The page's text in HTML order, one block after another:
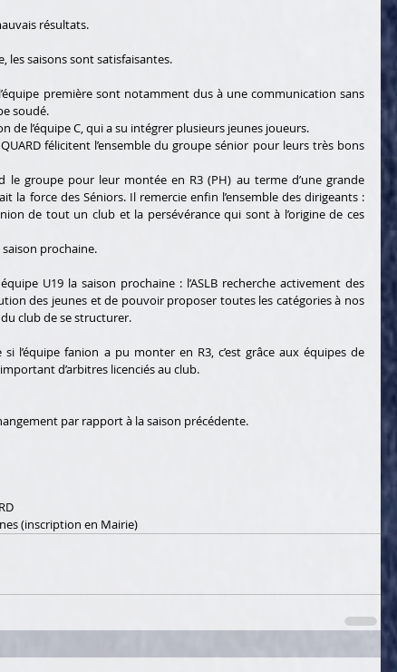
résultats.
les saisons sont satisfaisantes.
première sont notamment dus à une communication sans
soudé.
de l’équipe C, qui a su intégrer plusieurs jeunes joueurs.
félicitent l’ensemble du groupe sénior pour leurs très bons
le groupe pour leur montée en R3 (PH) au terme d’une grande
la force des Séniors. Il remercie enfin l’ensemble des dirigeants :
de tout un club et la persévérance qui sont à l’origine de ces
prochaine.
U19 la saison prochaine : l’ASLB recherche activement des
des jeunes et de pouvoir proposer toutes les catégories à nos
club de se structurer.
si l’équipe fanion a pu monter en R3, c’est grâce aux équipes de
d’arbitres licenciés au club.
par rapport à la saison précédente.
(inscription en Mairie)